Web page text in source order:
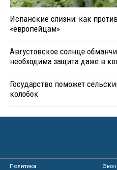
Испанские слизни: как
«европейцам»
Августовское солнце
необходима защита даже в
Государство поможет
колобок
Политика